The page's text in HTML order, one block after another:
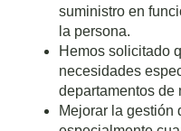
suministro en
la persona.
Hemos solicitado
necesidades
departamentos de
Mejorar la gestión